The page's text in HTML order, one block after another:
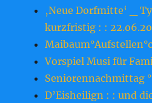
‚Neue Dorfmitte‘ _
kurzfristig : :
Vorspiel Musi für
Seniorennachmittag °
D’Eisheilign : : und